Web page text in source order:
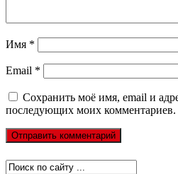
Имя *
Email *
Сохранить моё имя, email и
последующих моих комментариев.